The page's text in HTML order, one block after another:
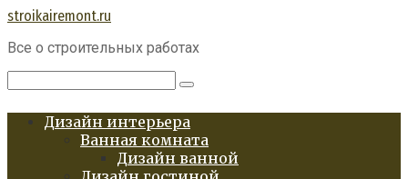
Перейти
контенту
stroikairemont.ru
Все о строительных работах
Дизайн интерьера
Ванная комната
Дизайн ванной